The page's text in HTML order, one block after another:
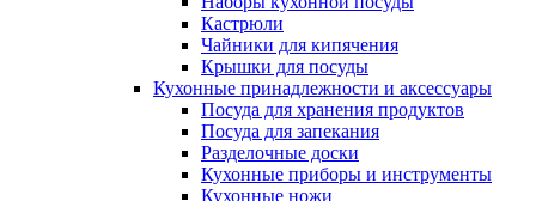
Кастрюли
Чайники для кипячения
Крышки для посуды
Кухонные принадлежности и аксессуары
Посуда для хранения продуктов
Посуда для запекания
Разделочные доски
Кухонные приборы и инструменты
Кухонные ножи